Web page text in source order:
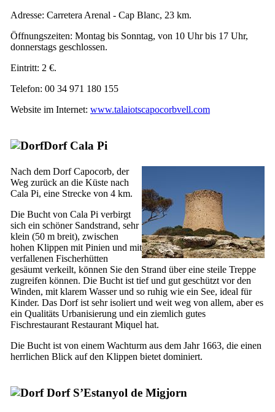
Adresse: Carretera Arenal - Cap Blanc, 23 km.
Öffnungszeiten: Montag bis Sonntag, von 10 Uhr bis 17 Uhr,
donnerstags geschlossen.
Eintritt: 2 €.
Telefon: 00 34 971 180 155
Website im Internet: www.talaiotscapocorbvell.com
Dorf Cala Pi
Nach dem DorfCapocorb, der
Weg zurück an die Küste nach
Cala Pi, eine Strecke von 4 km.
Die Bucht von Cala Pi verbirgt
sich ein schöner Sandstrand, sehr
klein (50 m breit), zwischen
hohen Klippen mit Pinien und mit
verfallenen Fischerhütten
gesäumt verkeilt, können Sie den Strand über eine steile Treppe
zugreifen können. Die Bucht ist tief und gut geschützt vor den
Winden, mit klarem Wasser und so ruhig wie ein See, ideal für
Kinder. Das Dorf ist sehr isoliert und weit weg von allem, aber es
ein Qualitäts Urbanisierung und ein ziemlich gutes
Fischrestaurant Restaurant Miquel hat.
Die Bucht ist von einem Wachturm aus dem Jahr 1663, die einen
herrlichen Blick auf den Klippen bietet dominiert.
Dorf S’Estanyol de Migjorn